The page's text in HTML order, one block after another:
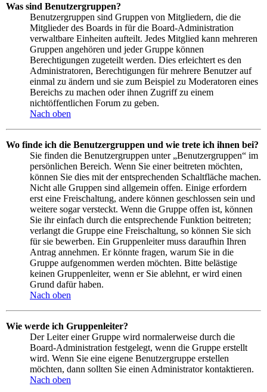
Was sind Benutzergruppen?
Benutzergruppen sind Gruppen von Mitgliedern, die die
Mitglieder des Boards in für die Board-Administration
verwaltbare Einheiten aufteilt. Jedes Mitglied kann mehreren
Gruppen angehören und jeder Gruppe können
Berechtigungen zugeteilt werden. Dies erleichtert es den
Administratoren, Berechtigungen für mehrere Benutzer auf
einmal zu ändern und sie zum Beispiel zu Moderatoren eines
Bereichs zu machen oder ihnen Zugriff zu einem
nichtöffentlichen Forum zu geben.
Nach oben
Wo finde ich die Benutzergruppen und wie trete ich ihnen bei?
Sie finden die Benutzergruppen unter „Benutzergruppen“ im
persönlichen Bereich. Wenn Sie einer beitreten möchten,
können Sie dies mit der entsprechenden Schaltfläche machen.
Nicht alle Gruppen sind allgemein offen. Einige erfordern
erst eine Freischaltung, andere können geschlossen sein und
weitere sogar versteckt. Wenn die Gruppe offen ist, können
Sie ihr einfach durch die entsprechende Funktion beitreten;
verlangt die Gruppe eine Freischaltung, so können Sie sich
für sie bewerben. Ein Gruppenleiter muss daraufhin Ihren
Antrag annehmen. Er könnte fragen, warum Sie in die
Gruppe aufgenommen werden möchten. Bitte belästige
keinen Gruppenleiter, wenn er Sie ablehnt, er wird einen
Grund dafür haben.
Nach oben
Wie werde ich Gruppenleiter?
Der Leiter einer Gruppe wird normalerweise durch die
Board-Administration festgelegt, wenn die Gruppe erstellt
wird. Wenn Sie eine eigene Benutzergruppe erstellen
möchten, dann sollten Sie einen Administrator kontaktieren.
Nach oben